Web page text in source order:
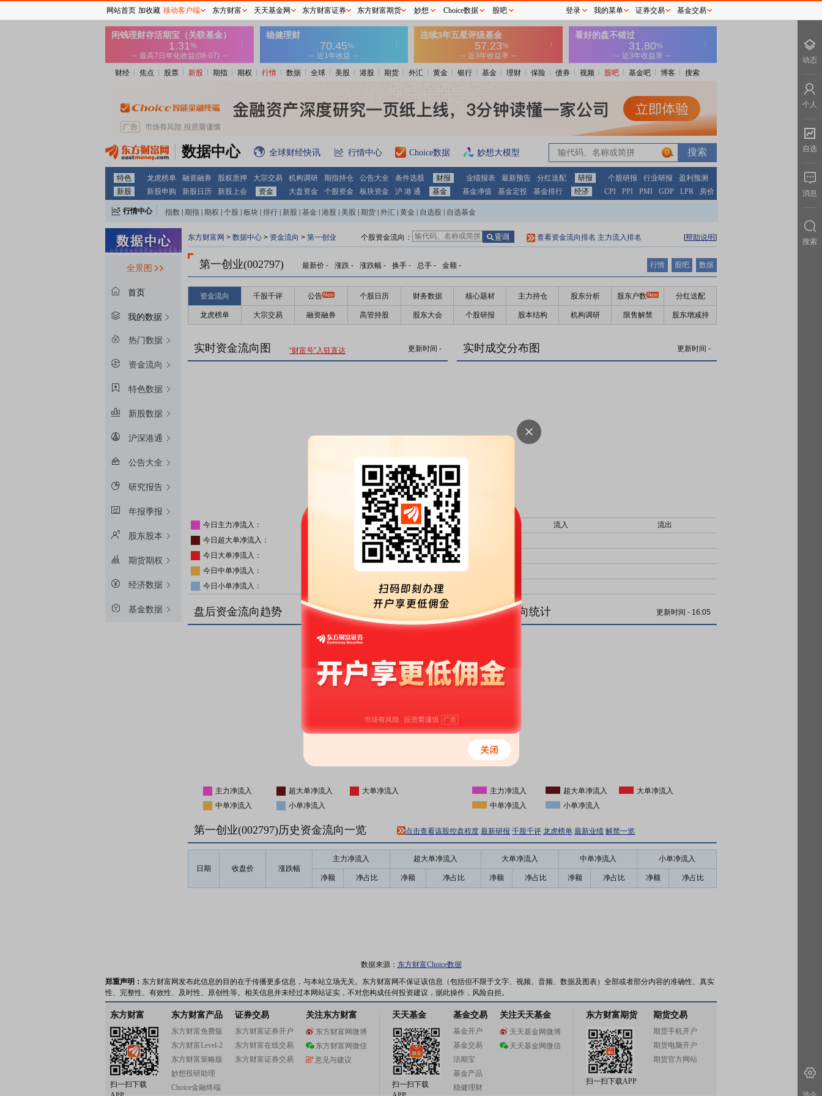
财经 焦点 股票 新股 期指 期权 行情 数据 全球 美股 港股 期货 外汇 黄金 银行 基金 理财 保险 债券 视频 股吧 基金吧 博客 搜索
数据中心 全球财经快讯 行情中心 Choice数据 妙想大模型 0
特色 龙虎榜单 融资融券 股权质押 大宗交易 机构调研 期指持仓 公告大全 条件选股 财报 业绩报表 最新预告 分红送配 研报 个股研报 行业研报
盈利预测
新股
新股申购 新股日历 新股上会 资金 大盘资金 个股资金 板块资金 沪 港 通 基金 基金净值 基金定投 基金排行 经济 CPI PPI PMI GDP LPR 房价
行情中心 指数 期指 期权 个股 板块 排行 新股 基金 港股 美股 期货 外汇 黄金 自选股 自选基金
全景图
首页
我的数据
热门数据
资金流向
特色数据
新股数据
沪深港通
公告大全
研究报告
年报季报
股东股本
期货期权
经济数据
基金数据
东方财富网 > 数据中心 > 资金流向 > 第一创业 个股资金流向： 查看资金流向排名 主力流入排名 [帮助说明]
第一创业(002797) 最新价 - 涨跌 - 涨跌幅 - 换手 - 总手 - 金额 - 行情 股吧 数据
资金流向 千股千评 公告 个股日历 财务数据 核心题材 主力持仓 股东分析 股东户数 分红送配
龙虎榜单 大宗交易 融资融券 高管持股 股东大会 个股研报 股本结构 机构调研 限售解禁 股东增减持
实时资金流向图 “财富号”入驻直达 更新时间 -
今日主力净流入：
主力净比：
今日超大单净流入：
超大单净比：
今日大单净流入：
大单净比：
今日中单净流入：
中单净比：
今日小单净流入：
实时成交分布图 更新时间 -
流入
流出
盘后资金流向趋势
主力净流入 超大单净流入
大单净流入
中单净流入
小单净流入
盘后资金流向统计 更新时间 - 16:05
主力净流入 超大单净流入
大单净流入
中单净流入
小单净流入
第一创业(002797)历史资金流向一览 点击查看该股控盘程度 最新研报 千股千评 龙虎榜单 最新业绩 解禁一览
日期 收盘价 涨跌幅
主力净流入 超大单净流入 大单净流入 中单净流入 小单净流入
净额 净占比 净额 净占比 净额 净占比 净额 净占比 净额 净占比
数据来源： 东方财富Choice数据
郑重声明： 东方财富网发布此信息的目的在于传播更多信息，与本站立场无关。东方财富网不保证该信息（包括但不限于文字、视频、音频、数据及图表）全部或者部分内容的准确性、真实
性、完整性、有效性、及时性、原创性等。相关信息并未经过本网站证实，不对您构成任何投资建议，据此操作，风险自担。
东方财富
扫一扫下载
东方财富产品
东方财富免费版
东方财富Level-2
东方财富策略版
妙想投研助理
Choice金融终端
证券交易
东方财富证券开户
东方财富在线交易
东方财富证券交易
关注东方财富
东方财富网微博
东方财富网微信
意见与建议
天天基金
扫一扫下载
基金交易
基金开户
基金交易
活期宝
基金产品
稳健理财
关注天天基金
天天基金网微博
天天基金网微信
东方财富期货
扫一扫下载APP
期货交易
期货手机开户
期货电脑开户
期货官方网站
网站首页 加收藏 移动客户端 东方财富 天天基金网 东方财富证券 东方财富期货 妙想 Choice数据 股吧 登录 我的菜单 证券交易 基金交易
动态
个人
自选
消息
搜索